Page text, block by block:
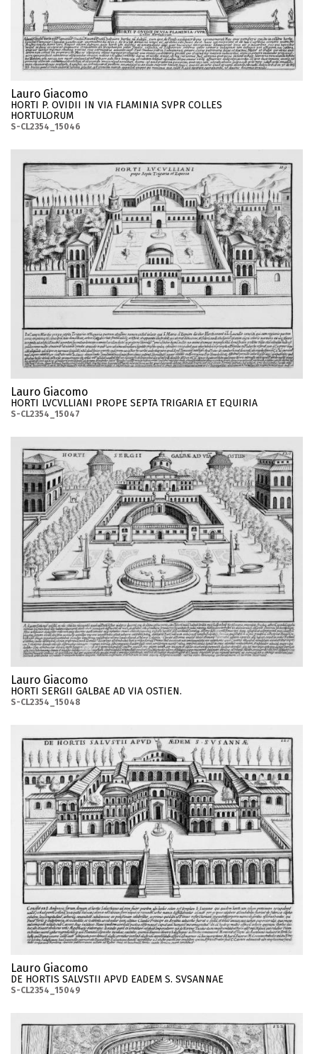
Lauro Giacomo
HORTI P. OVIDII IN VIA FLAMINIA SVPR COLLES
HORTULORUM
S-CL2354_15046
Lauro Giacomo
HORTI LVCVLLIANI PROPE SEPTA TRIGARIA ET EQUIRIA
S-CL2354_15047
Lauro Giacomo
HORTI SERGII GALBAE AD VIA OSTIEN.
S-CL2354_15048
Lauro Giacomo
DE HORTIS SALVSTII APVD EADEM S. SVSANNAE
S-CL2354_15049